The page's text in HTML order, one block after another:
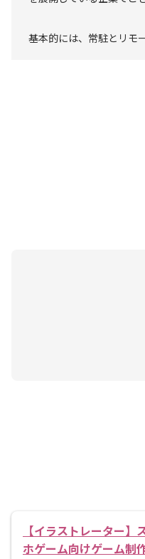
基本的には、常駐とリモ
【イラストレーター】
ホゲーム向けゲーム制